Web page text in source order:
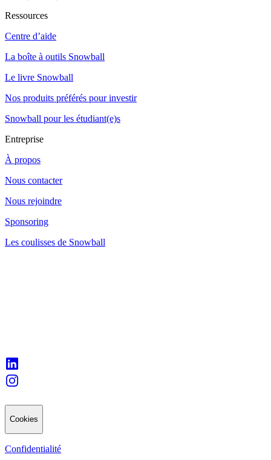
Ressources
Centre d’aide
La boîte à outils Snowball
Le livre Snowball
Nos produits préférés pour investir
Snowball pour les étudiant(e)s
Entreprise
À propos
Nous contacter
Nous rejoindre
Sponsoring
Les coulisses de Snowball
Cookies
Confidentialité